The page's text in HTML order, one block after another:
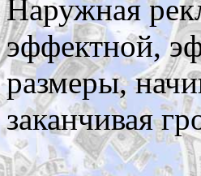
Наружная
эффектной,
размеры,
заканчивая